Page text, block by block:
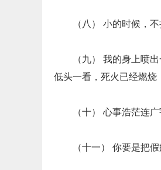
（八） 小的时候，
（九） 我的身上喷
低头一看，死火已经燃烧
（十） 心事浩茫连
（十一） 你要是把